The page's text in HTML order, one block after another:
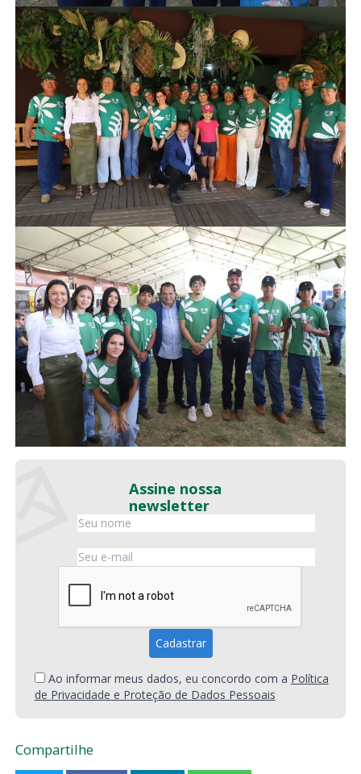
Assine nossa
newsletter
Ao informar meus dados, eu concordo com a Política
de Privacidade e Proteção de Dados Pessoais
Compartilhe